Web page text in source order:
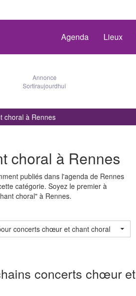
Agenda Lieux
Annonce
Sortiraujourdhui
choral à Rennes
choral à Rennes
publiés dans l'agenda de Rennes
catégorie. Soyez le premier à
choral" à Rennes.
concerts chœur et chant choral
concerts chœur et